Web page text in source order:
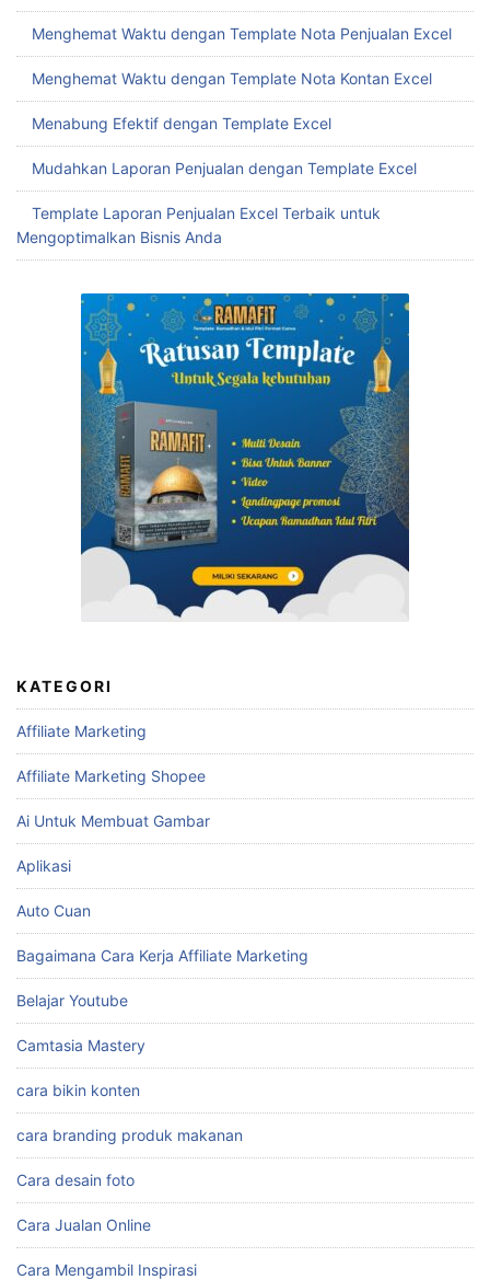
Menghemat Waktu dengan Template Nota Penjualan Excel
Menghemat Waktu dengan Template Nota Kontan Excel
Menabung Efektif dengan Template Excel
Mudahkan Laporan Penjualan dengan Template Excel
Template Laporan Penjualan Excel Terbaik untuk
Mengoptimalkan Bisnis Anda
KATEGORI
Affiliate Marketing
Affiliate Marketing Shopee
Ai Untuk Membuat Gambar
Aplikasi
Auto Cuan
Bagaimana Cara Kerja Affiliate Marketing
Belajar Youtube
Camtasia Mastery
cara bikin konten
cara branding produk makanan
Cara desain foto
Cara Jualan Online
Cara Mengambil Inspirasi